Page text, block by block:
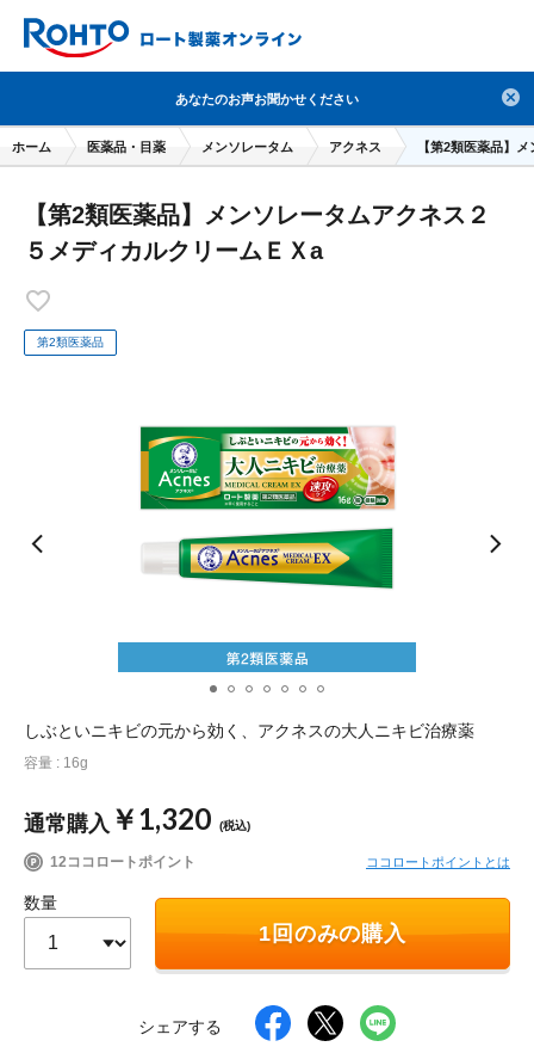
人気のキーワードで検索
目薬 ロートV5 日焼け止め 熱中症対策
デオコ セラミド オバジ ダーマセプトRX
アゼライン酸 ハイドロキノン
冬虫夏草
メラノCC
ブランドから探す 使用用途から探す
成分から探す 注目の商品 を見る
ポイント交換品 を見る お問い合わせ
検索
ログイン / 新規会員登録
∟ 美容サプリメント
美容・スキンケア
おトクなロート定期便
ポイントを貯める
読みもの
ジャーナル(美容情報・健康情報・読み物)
スタッフのお気に入り
ご案内
あなたのお声お聞かせください
ホーム 医薬品・目薬 メンソレータム アクネス 【第2類医薬品】
【第2類医薬品】メンソレータムアクネス２
５メディカルクリームＥＸa
第2類医薬品
しぶといニキビの元から効く、アクネスの大人ニキビ治療薬
容量 : 16g
通常購入 ￥1,320 (税込)
12ココロートポイント ココロートポイントとは
数量
1回のみの購入
シェアする